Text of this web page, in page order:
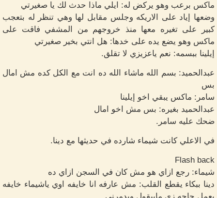
ماكس برعب وهو يركض له: ايلي ماذا حدث لك يا صغيرتي
وضعها إياد على الاريكه وجلس مقابل لها وهي تنظر له بتعجب
كبير على تغيره معها منذ خروجهم من المشفي فاقت على
ماكس وهو يضع يده على خدها: هل انتي بخير صغيرتي
إيلينا ببسمه: نعم ياعزيزي لا تقلق.
عبدالحميد: بسم الله ماشاء الله ده انت مع الكل كده مش امال
بس
سامر: ماكس يبقي اخو إيلينا
عبدالحميد بغيره: بس مش اخو امال
ضحك عليه سامر.
في الاعلي كانت شيماء شارده في حديثها مع دينا.
Flash back
شيماء: رجع ازاي هو مش كان في السجن ازاي ده
دينا ببكاء يقطع القلب: مش عارفه انا خايفه اوي ياشيماء خايفه